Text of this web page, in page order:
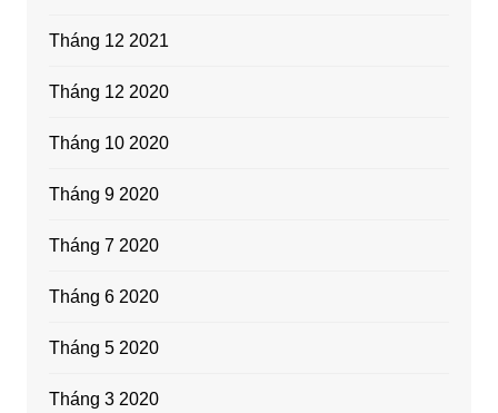
Tháng 12 2021
Tháng 12 2020
Tháng 10 2020
Tháng 9 2020
Tháng 7 2020
Tháng 6 2020
Tháng 5 2020
Tháng 3 2020